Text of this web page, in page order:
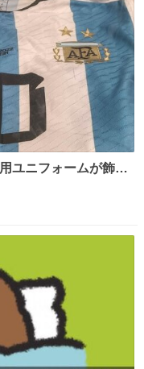
ユニフォームが飾っ